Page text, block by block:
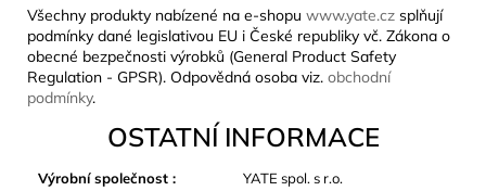
Všechny produkty nabízené na e-shopu www.yate.cz splňují
podmínky dané legislativou EU i České republiky vč. Zákona o
obecné bezpečnosti výrobků (General Product Safety
Regulation - GPSR). Odpovědná osoba viz. obchodní
podmínky.
OSTATNÍ INFORMACE
Výrobní společnost : YATE spol. s r.o.